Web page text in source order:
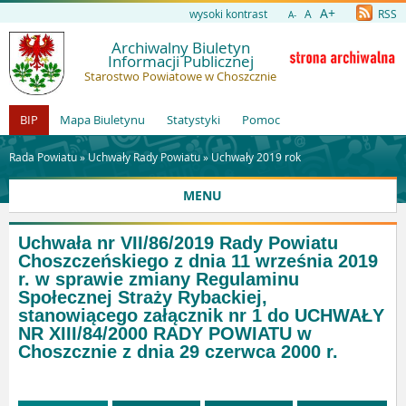
wysoki kontrast A- A A+ RSS
Archiwalny Biuletyn
Informacji Publicznej
Starostwo Powiatowe w Choszcznie
BIP Mapa Biuletynu Statystyki Pomoc
Rada Powiatu » Uchwały Rady Powiatu» Uchwały 2019 rok
MENU
Uchwała nr VII/86/2019 Rady Powiatu
Choszczeńskiego z dnia 11 września 2019
r. w sprawie zmiany Regulaminu
Społecznej Straży Rybackiej,
stanowiącego załącznik nr 1 do UCHWAŁY
NR XIII/84/2000 RADY POWIATU w
Choszcznie z dnia 29 czerwca 2000 r.